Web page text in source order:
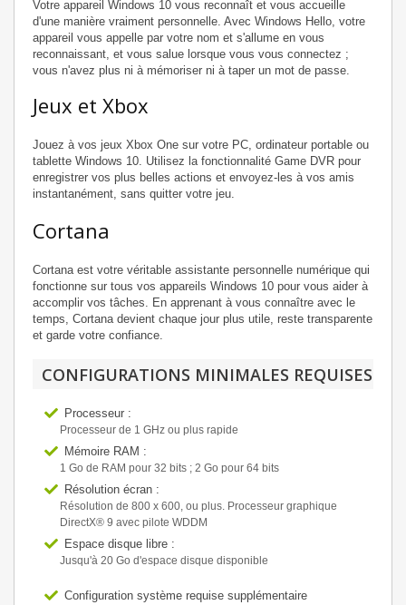
Votre appareil Windows 10 vous reconnaît et vous accueille
d'une manière vraiment personnelle. Avec Windows Hello, votre
appareil vous appelle par votre nom et s'allume en vous
reconnaissant, et vous salue lorsque vous vous connectez ;
vous n'avez plus ni à mémoriser ni à taper un mot de passe.
Jeux et Xbox
Jouez à vos jeux Xbox One sur votre PC, ordinateur portable ou
tablette Windows 10. Utilisez la fonctionnalité Game DVR pour
enregistrer vos plus belles actions et envoyez-les à vos amis
instantanément, sans quitter votre jeu.
Cortana
Cortana est votre véritable assistante personnelle numérique qui
fonctionne sur tous vos appareils Windows 10 pour vous aider à
accomplir vos tâches. En apprenant à vous connaître avec le
temps, Cortana devient chaque jour plus utile, reste transparente
et garde votre confiance.
CONFIGURATIONS MINIMALES REQUISES
Processeur :
Processeur de 1 GHz ou plus rapide
Mémoire RAM :
1 Go de RAM pour 32 bits ; 2 Go pour 64 bits
Résolution écran :
Résolution de 800 x 600, ou plus. Processeur graphique
DirectX® 9 avec pilote WDDM
Espace disque libre :
Jusqu'à 20 Go d'espace disque disponible
Configuration système requise supplémentaire